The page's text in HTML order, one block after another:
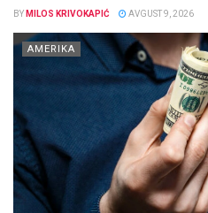
BY MILOS KRIVOKAPIĆ AVGUST 9, 2026
AMERIKA